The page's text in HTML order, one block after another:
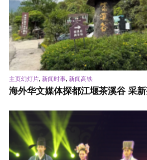
主页幻灯片, 新闻时事, 新闻高铁
海外华文媒体探都江堰茶溪谷 采